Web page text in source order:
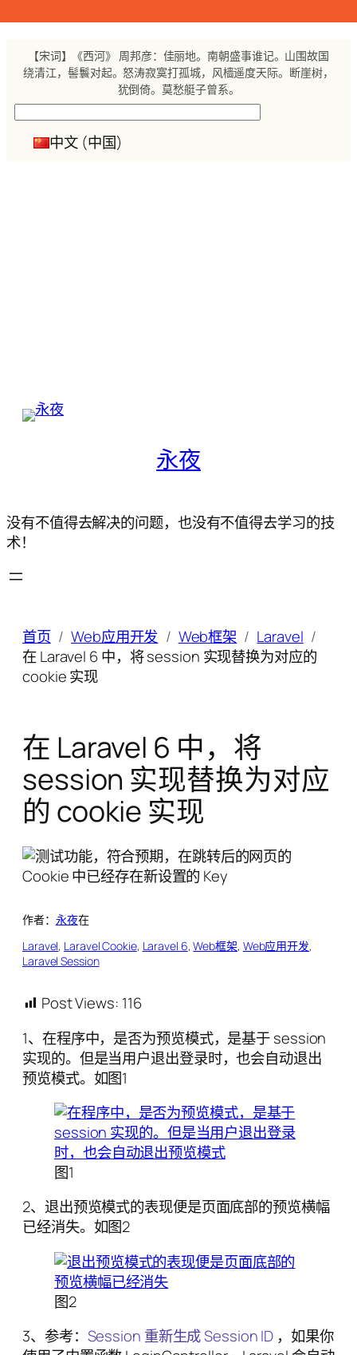
【宋词】《西河》 周邦彦：佳丽地。南朝盛事谁记。山围故国
绕清江，髻鬟对起。怒涛寂寞打孤城，风樯遥度天际。断崖树，
犹倒倚。莫愁艇子曾系。
中文 (中国)
永夜
没有不值得去解决的问题，也没有不值得去学习的技
术！
首页 Web应用开发 Web框架
Laravel
在 Laravel 6 中，将 session 实现替换为对应的
cookie 实现
在 Laravel 6 中，将
session 实现替换为对应
的 cookie 实现
作者： 永夜在
Laravel, Laravel Cookie, Laravel 6, Web框架, Web应用开发
Laravel Session
Post Views: 116
1、在程序中，是否为预览模式，是基于 session
实现的。但是当用户退出登录时，也会自动退出
预览模式。如图1
图1
2、退出预览模式的表现便是页面底部的预览横幅
已经消失。如图2
图2
3、参考： Session 重新生成 Session ID ，如果你